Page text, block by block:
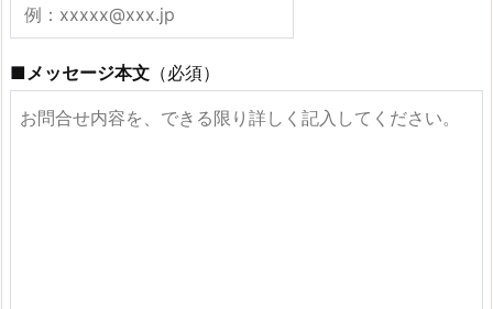
■メッセージ本文 （必須）